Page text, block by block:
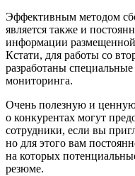
Эффективным методом
является также и
информации
Кстати, для работы со
разработаны
мониторинга.
Очень полезную и
о конкурентах могут
сотрудники, если вы
но для этого вам
на которых
резюме.